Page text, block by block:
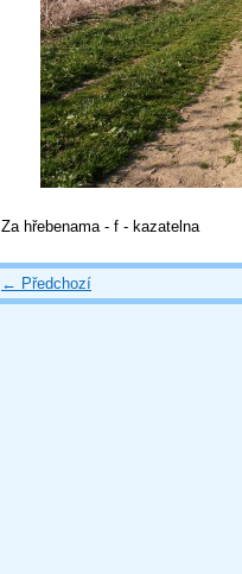
Za hřebenama - f - kazatelna
← Předchozí